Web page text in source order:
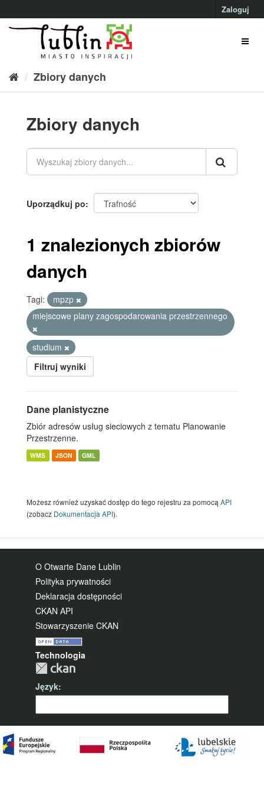
do
treści
Zaloguj
Zbiory danych
Zbiory danych
Uporządkuj po
1 znalezionych zbiorów
danych
Tagi:
mpzp
miejscowe plany zagospodarowania przestrzennego
studium
Filtruj wyniki
Dane planistyczne
Zbiór adresów usług sieciowych z tematu Planowanie
Przestrzenne.
WMS JSON GML
Możesz również uzyskać dostęp do tego rejestru za pomocą API
(zobacz Dokumentacja API).
O Otwarte Dane Lublin
Polityka prywatności
Deklaracja dostępności
CKAN API
Stowarzyszenie CKAN
Technologia
Język